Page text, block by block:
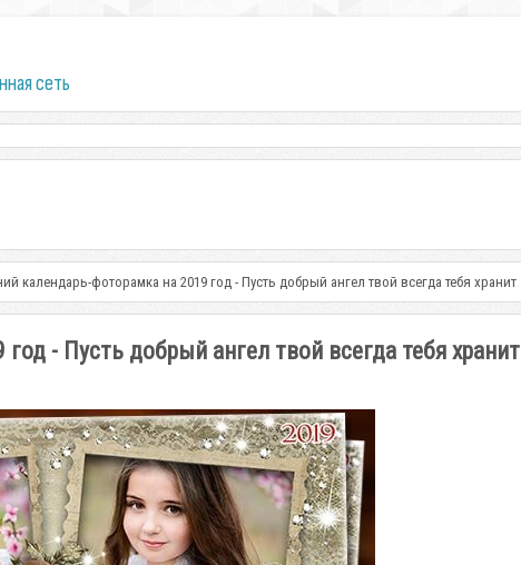
сеть
календарь-фоторамка на 2019 год - Пусть добрый ангел твой всегда тебя хранит
- Пусть добрый ангел твой всегда тебя хранит